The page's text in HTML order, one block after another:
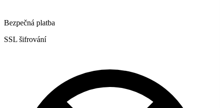
Bezpečná platba
SSL šifrování